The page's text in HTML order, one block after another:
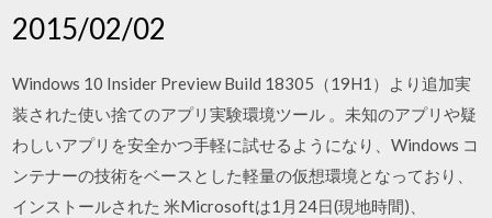
2015/02/02
Windows 10 Insider Preview Build 18305（19H1）より追加実
装された使い捨てのアプリ実験環境ツール 。未知のアプリや疑
わしいアプリを安全かつ手軽に試せるようになり、Windows コ
ンテナーの技術をベースとした軽量の仮想環境となっており、
インストールされた 米Microsoftは1月24日(現地時間)、